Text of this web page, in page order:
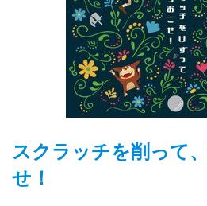
スクラッチを削って
せ！